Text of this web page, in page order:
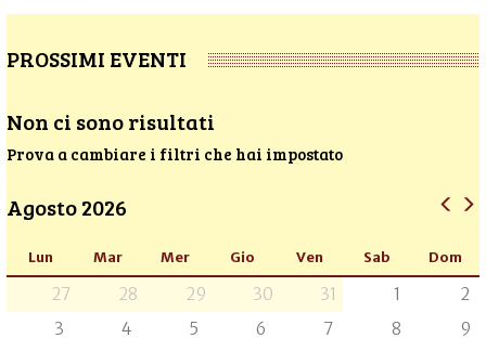
PROSSIMI EVENTI
Non ci sono risultati
Prova a cambiare i filtri che hai impostato
Agosto 2026
Lun Mar Mer Gio Ven Sab Dom
27 28 29 30 31 1
2
3
4 5 6 7 8
9